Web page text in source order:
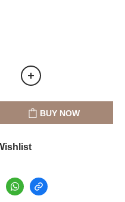
BUY NOW